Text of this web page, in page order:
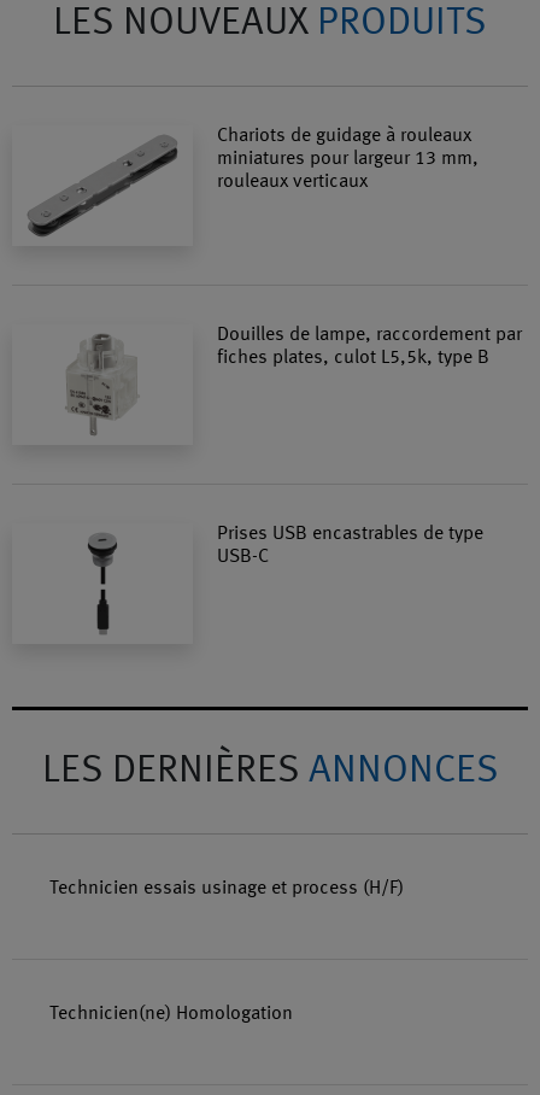
LES NOUVEAUX PRODUITS
Chariots de guidage à rouleaux
miniatures pour largeur 13 mm,
rouleaux verticaux
Douilles de lampe, raccordement par
fiches plates, culot L5,5k, type B
Prises USB encastrables de type
USB-C
LES DERNIÈRES ANNONCES
Technicien essais usinage et process (H/F)
Technicien(ne) Homologation